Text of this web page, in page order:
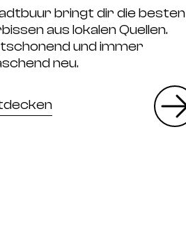
bringt dir die besten
aus lokalen Quellen.
und immer
neu.